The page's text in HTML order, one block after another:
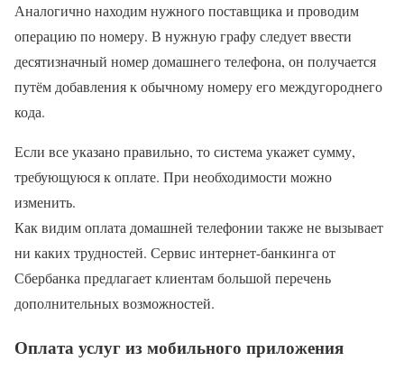
Аналогично находим нужного поставщика и проводим
операцию по номеру. В нужную графу следует ввести
десятизначный номер домашнего телефона, он получается
путём добавления к обычному номеру его междугороднего
кода.
Если все указано правильно, то система укажет сумму,
требующуюся к оплате. При необходимости можно
изменить.
Как видим оплата домашней телефонии также не вызывает
ни каких трудностей. Сервис интернет-банкинга от
Сбербанка предлагает клиентам большой перечень
дополнительных возможностей.
Оплата услуг из мобильного приложения